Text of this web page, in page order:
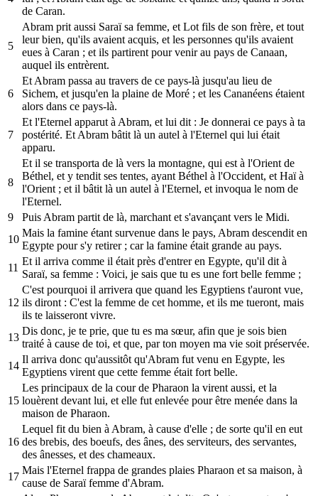
de Caran.
5
Abram prit aussi Saraï sa femme, et Lot fils de son frère, et tout
leur bien, qu'ils avaient acquis, et les personnes qu'ils avaient
eues à Caran ; et ils partirent pour venir au pays de Canaan,
auquel ils entrèrent.
6
Et Abram passa au travers de ce pays-là jusqu'au lieu de
Sichem, et jusqu'en la plaine de Moré ; et les Cananéens étaient
alors dans ce pays-là.
7
Et l'Eternel apparut à Abram, et lui dit : Je donnerai ce pays à ta
postérité. Et Abram bâtit là un autel à l'Eternel qui lui était
apparu.
8
Et il se transporta de là vers la montagne, qui est à l'Orient de
Béthel, et y tendit ses tentes, ayant Béthel à l'Occident, et Haï à
l'Orient ; et il bâtit là un autel à l'Eternel, et invoqua le nom de
l'Eternel.
9
Puis Abram partit de là, marchant et s'avançant vers le Midi.
10
Mais la famine étant survenue dans le pays, Abram descendit en
Egypte pour s'y retirer ; car la famine était grande au pays.
11
Et il arriva comme il était près d'entrer en Egypte, qu'il dit à
Saraï, sa femme : Voici, je sais que tu es une fort belle femme ;
12
C'est pourquoi il arrivera que quand les Egyptiens t'auront vue,
ils diront : C'est la femme de cet homme, et ils me tueront, mais
ils te laisseront vivre.
13
Dis donc, je te prie, que tu es ma sœur, afin que je sois bien
traité à cause de toi, et que, par ton moyen ma vie soit préservée.
14
Il arriva donc qu'aussitôt qu'Abram fut venu en Egypte, les
Egyptiens virent que cette femme était fort belle.
15
Les principaux de la cour de Pharaon la virent aussi, et la
louèrent devant lui, et elle fut enlevée pour être menée dans la
maison de Pharaon.
16
Lequel fit du bien à Abram, à cause d'elle ; de sorte qu'il en eut
des brebis, des boeufs, des ânes, des serviteurs, des servantes,
des ânesses, et des chameaux.
17
Mais l'Eternel frappa de grandes plaies Pharaon et sa maison, à
cause de Saraï femme d'Abram.